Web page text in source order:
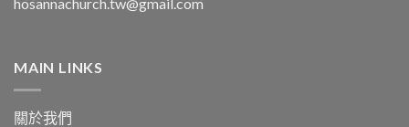
hosannachurch.tw@gmail.com
MAIN LINKS
關於我們